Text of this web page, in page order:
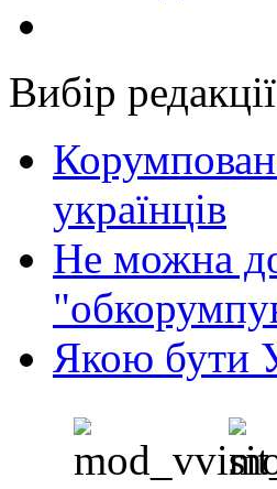
Вибір редакції
українців
Не можна
Якою бути